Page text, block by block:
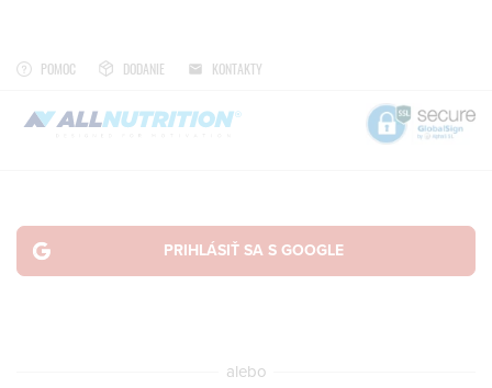
POMOC DODANIE KONTAKTY
alebo